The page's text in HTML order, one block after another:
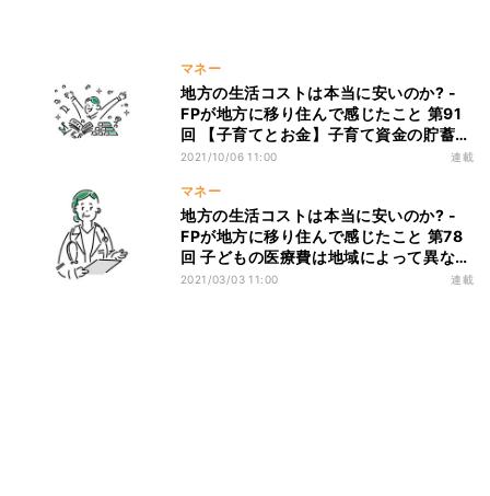
マネー
地方の生活コストは本当に安いのか? -
FPが地方に移り住んで感じたこと 第91
回 【子育てとお金】子育て資金の貯蓄方
法・個人向け国債とは?
2021/10/06 11:00 連載
マネー
地方の生活コストは本当に安いのか? -
FPが地方に移り住んで感じたこと 第78
回 子どもの医療費は地域によって異な
る? 自己負担額について解説
2021/03/03 11:00 連載